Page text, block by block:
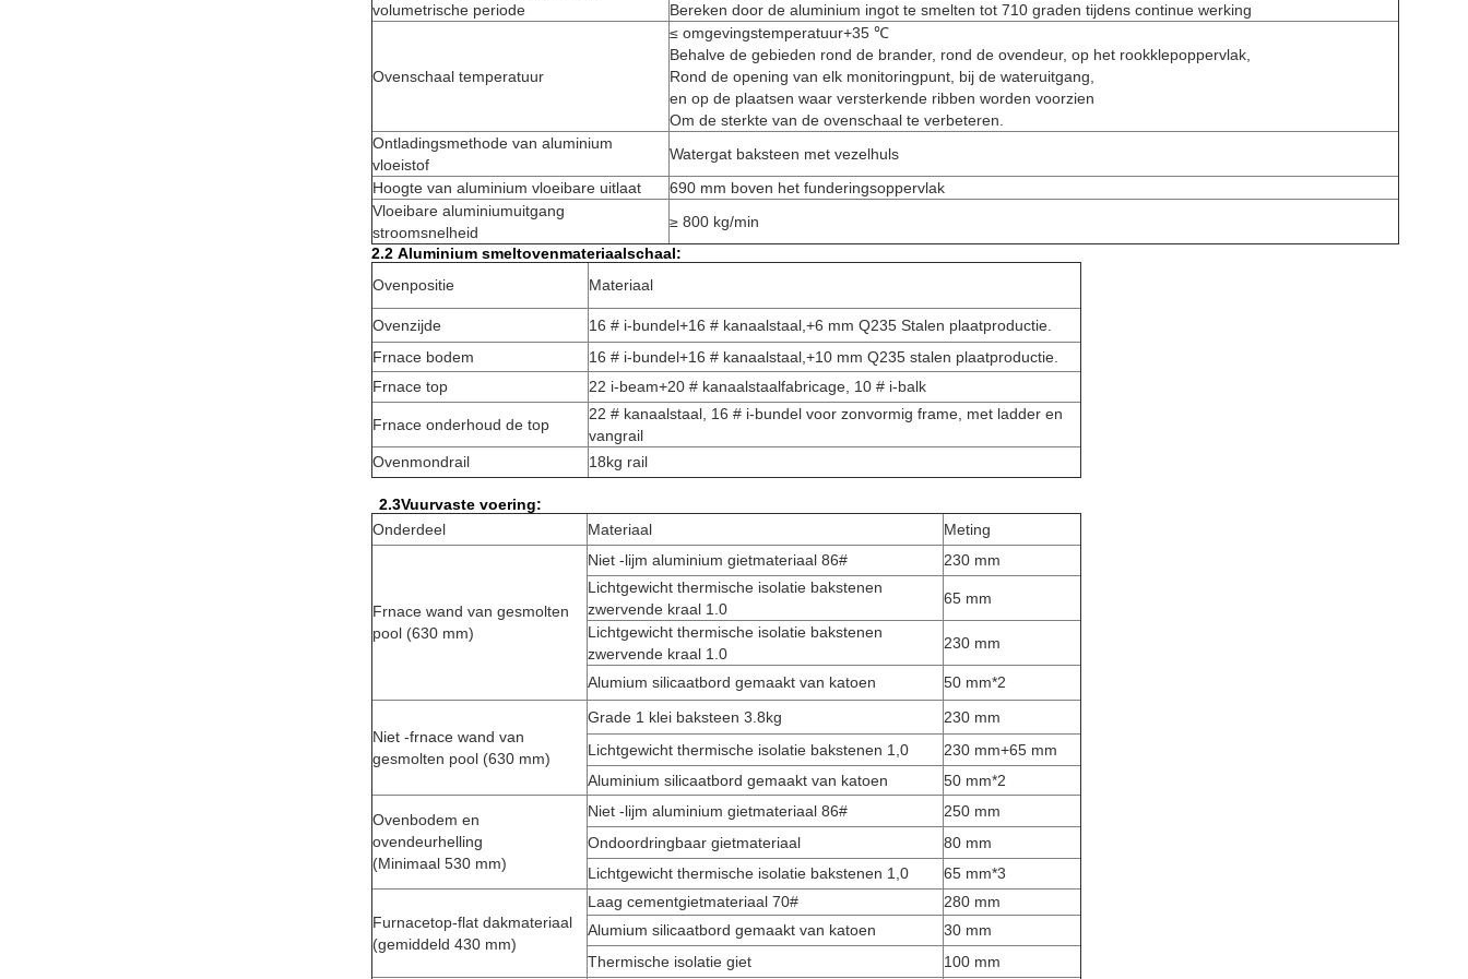
volumetrische periode
Bereken door de aluminium ingot te smelten tot 710 graden tijdens continue werking
Ovenschaal temperatuur
≤ omgevingstemperatuur+35 ℃
Behalve de gebieden rond de brander, rond de ovendeur, op het rookklepoppervlak,
Rond de opening van elk monitoringpunt, bij de wateruitgang,
en op de plaatsen waar versterkende ribben worden voorzien
Om de sterkte van de ovenschaal te verbeteren.
Ontladingsmethode van aluminium
vloeistof
Watergat baksteen met vezelhuls
Hoogte van aluminium vloeibare uitlaat
690 mm boven het funderingsoppervlak
Vloeibare aluminiumuitgang
stroomsnelheid
≥ 800 kg/min
2.2 Aluminium smeltovenmateriaalschaal:
Ovenpositie
Materiaal
Ovenzijde
16 # i-bundel+16 # kanaalstaal,+6 mm Q235 Stalen plaatproductie.
Frnace bodem
16 # i-bundel+16 # kanaalstaal,+10 mm Q235 stalen plaatproductie.
Frnace top
22 i-beam+20 # kanaalstaalfabricage, 10 # i-balk
Frnace onderhoud de top
22 # kanaalstaal, 16 # i-bundel voor zonvormig frame, met ladder en
vangrail
Ovenmondrail
18kg rail
2.3Vuurvaste voering:
Onderdeel
Materiaal Meting
Frnace wand van gesmolten
pool (630 mm)
Niet -lijm aluminium gietmateriaal 86#
230 mm
Lichtgewicht thermische isolatie bakstenen
zwervende kraal 1.0
65 mm
Lichtgewicht thermische isolatie bakstenen
zwervende kraal 1.0
230 mm
Alumium silicaatbord gemaakt van katoen 50 mm*2
Niet -frnace wand van
gesmolten pool (630 mm)
Grade 1 klei baksteen 3.8kg
230 mm
Lichtgewicht thermische isolatie bakstenen 1,0
230 mm+65 mm
Aluminium silicaatbord gemaakt van katoen
50 mm*2
Ovenbodem en
ovendeurhelling
(Minimaal 530 mm)
Niet -lijm aluminium gietmateriaal 86#
250 mm
Ondoordringbaar gietmateriaal
80 mm
Lichtgewicht thermische isolatie bakstenen 1,0
65 mm*3
Furnacetop-flat dakmateriaal
(gemiddeld 430 mm)
Laag cementgietmateriaal 70#
280 mm
Alumium silicaatbord gemaakt van katoen
30 mm
Thermische isolatie giet
100 mm